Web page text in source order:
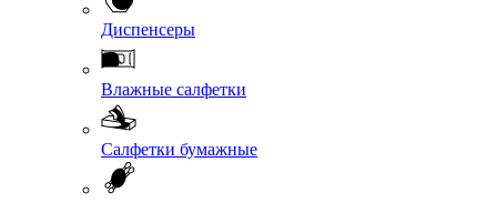
Диспенсеры
Влажные салфетки
Салфетки бумажные